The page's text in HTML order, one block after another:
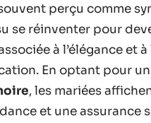
perçu comme
se réinventer pour
à l’élégance et à
En optant pour
, les mariées
et une assurance